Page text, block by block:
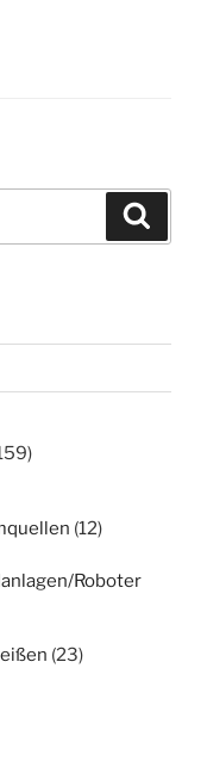
(12)
Roboter
(23)